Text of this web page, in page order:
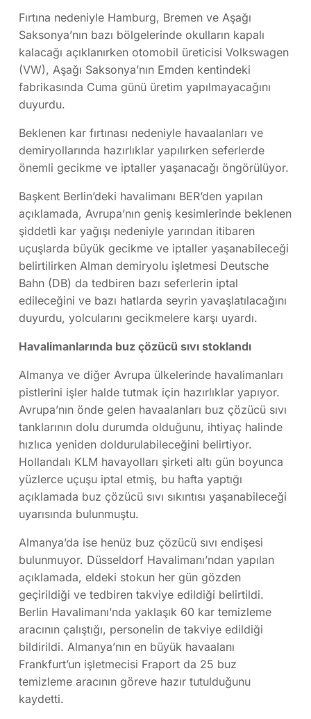
Fırtına nedeniyle Hamburg, Bremen ve Aşağı
Saksonya’nın bazı bölgelerinde okulların kapalı
kalacağı açıklanırken otomobil üreticisi Volkswagen
(VW), Aşağı Saksonya’nın Emden kentindeki
fabrikasında Cuma günü üretim yapılmayacağını
duyurdu.
Beklenen kar fırtınası nedeniyle havaalanları ve
demiryollarında hazırlıklar yapılırken seferlerde
önemli gecikme ve iptaller yaşanacağı öngörülüyor.
Başkent Berlin’deki havalimanı BER’den yapılan
açıklamada, Avrupa’nın geniş kesimlerinde beklenen
şiddetli kar yağışı nedeniyle yarından itibaren
uçuşlarda büyük gecikme ve iptaller yaşanabileceği
belirtilirken Alman demiryolu işletmesi Deutsche
Bahn (DB) da tedbiren bazı seferlerin iptal
edileceğini ve bazı hatlarda seyrin yavaşlatılacağını
duyurdu, yolcularını gecikmelere karşı uyardı.
Havalimanlarında buz çözücü sıvı stoklandı
Almanya ve diğer Avrupa ülkelerinde havalimanları
pistlerini işler halde tutmak için hazırlıklar yapıyor.
Avrupa’nın önde gelen havaalanları buz çözücü sıvı
tanklarının dolu durumda olduğunu, ihtiyaç halinde
hızlıca yeniden doldurulabileceğini belirtiyor.
Hollandalı KLM havayolları şirketi altı gün boyunca
yüzlerce uçuşu iptal etmiş, bu hafta yaptığı
açıklamada buz çözücü sıvı sıkıntısı yaşanabileceği
uyarısında bulunmuştu.
Almanya’da ise henüz buz çözücü sıvı endişesi
bulunmuyor. Düsseldorf Havalimanı’ndan yapılan
açıklamada, eldeki stokun her gün gözden
geçirildiği ve tedbiren takviye edildiği belirtildi.
Berlin Havalimanı’nda yaklaşık 60 kar temizleme
aracının çalıştığı, personelin de takviye edildiği
bildirildi. Almanya’nın en büyük havaalanı
Frankfurt’un işletmecisi Fraport da 25 buz
temizleme aracının göreve hazır tutulduğunu
kaydetti.